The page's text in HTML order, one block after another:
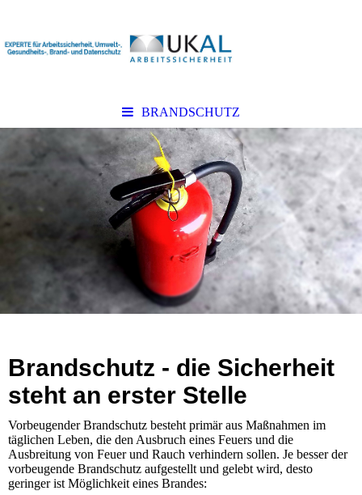
BRANDSCHUTZ
Brandschutz - die Sicherheit
steht an erster Stelle
Vorbeugender Brandschutz besteht primär aus Maßnahmen im
täglichen Leben, die den Ausbruch eines Feuers und die
Ausbreitung von Feuer und Rauch verhindern sollen. Je besser der
vorbeugende Brandschutz aufgestellt und gelebt wird, desto
geringer ist Möglichkeit eines Brandes: